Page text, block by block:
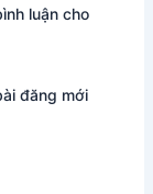
luận cho
đăng mới